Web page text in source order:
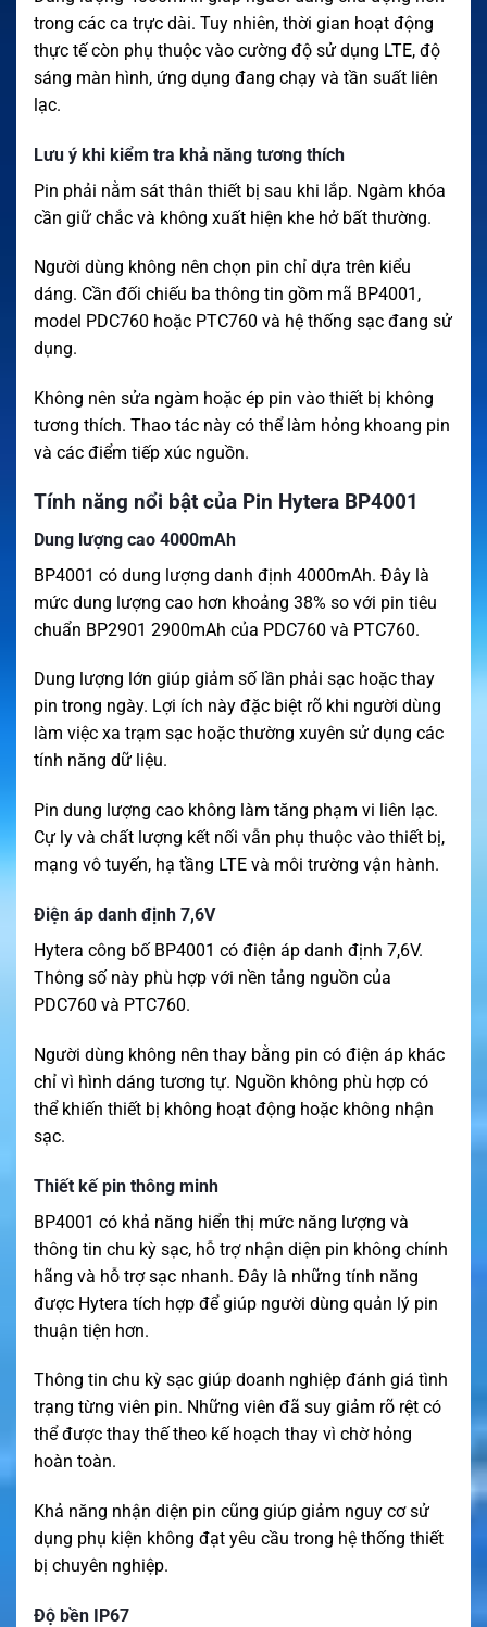
trong các ca trực dài. Tuy nhiên, thời gian hoạt động
thực tế còn phụ thuộc vào cường độ sử dụng LTE, độ
sáng màn hình, ứng dụng đang chạy và tần suất liên
lạc.
Lưu ý khi kiểm tra khả năng tương thích
Pin phải nằm sát thân thiết bị sau khi lắp. Ngàm khóa
cần giữ chắc và không xuất hiện khe hở bất thường.
Người dùng không nên chọn pin chỉ dựa trên kiểu
dáng. Cần đối chiếu ba thông tin gồm mã BP4001,
model PDC760 hoặc PTC760 và hệ thống sạc đang sử
dụng.
Không nên sửa ngàm hoặc ép pin vào thiết bị không
tương thích. Thao tác này có thể làm hỏng khoang pin
và các điểm tiếp xúc nguồn.
Tính năng nổi bật của Pin Hytera BP4001
Dung lượng cao 4000mAh
BP4001 có dung lượng danh định 4000mAh. Đây là
mức dung lượng cao hơn khoảng 38% so với pin tiêu
chuẩn BP2901 2900mAh của PDC760 và PTC760.
Dung lượng lớn giúp giảm số lần phải sạc hoặc thay
pin trong ngày. Lợi ích này đặc biệt rõ khi người dùng
làm việc xa trạm sạc hoặc thường xuyên sử dụng các
tính năng dữ liệu.
Pin dung lượng cao không làm tăng phạm vi liên lạc.
Cự ly và chất lượng kết nối vẫn phụ thuộc vào thiết bị,
mạng vô tuyến, hạ tầng LTE và môi trường vận hành.
Điện áp danh định 7,6V
Hytera công bố BP4001 có điện áp danh định 7,6V.
Thông số này phù hợp với nền tảng nguồn của
PDC760 và PTC760.
Người dùng không nên thay bằng pin có điện áp khác
chỉ vì hình dáng tương tự. Nguồn không phù hợp có
thể khiến thiết bị không hoạt động hoặc không nhận
sạc.
Thiết kế pin thông minh
BP4001 có khả năng hiển thị mức năng lượng và
thông tin chu kỳ sạc, hỗ trợ nhận diện pin không chính
hãng và hỗ trợ sạc nhanh. Đây là những tính năng
được Hytera tích hợp để giúp người dùng quản lý pin
thuận tiện hơn.
Thông tin chu kỳ sạc giúp doanh nghiệp đánh giá tình
trạng từng viên pin. Những viên đã suy giảm rõ rệt có
thể được thay thế theo kế hoạch thay vì chờ hỏng
hoàn toàn.
Khả năng nhận diện pin cũng giúp giảm nguy cơ sử
dụng phụ kiện không đạt yêu cầu trong hệ thống thiết
bị chuyên nghiệp.
Độ bền IP67